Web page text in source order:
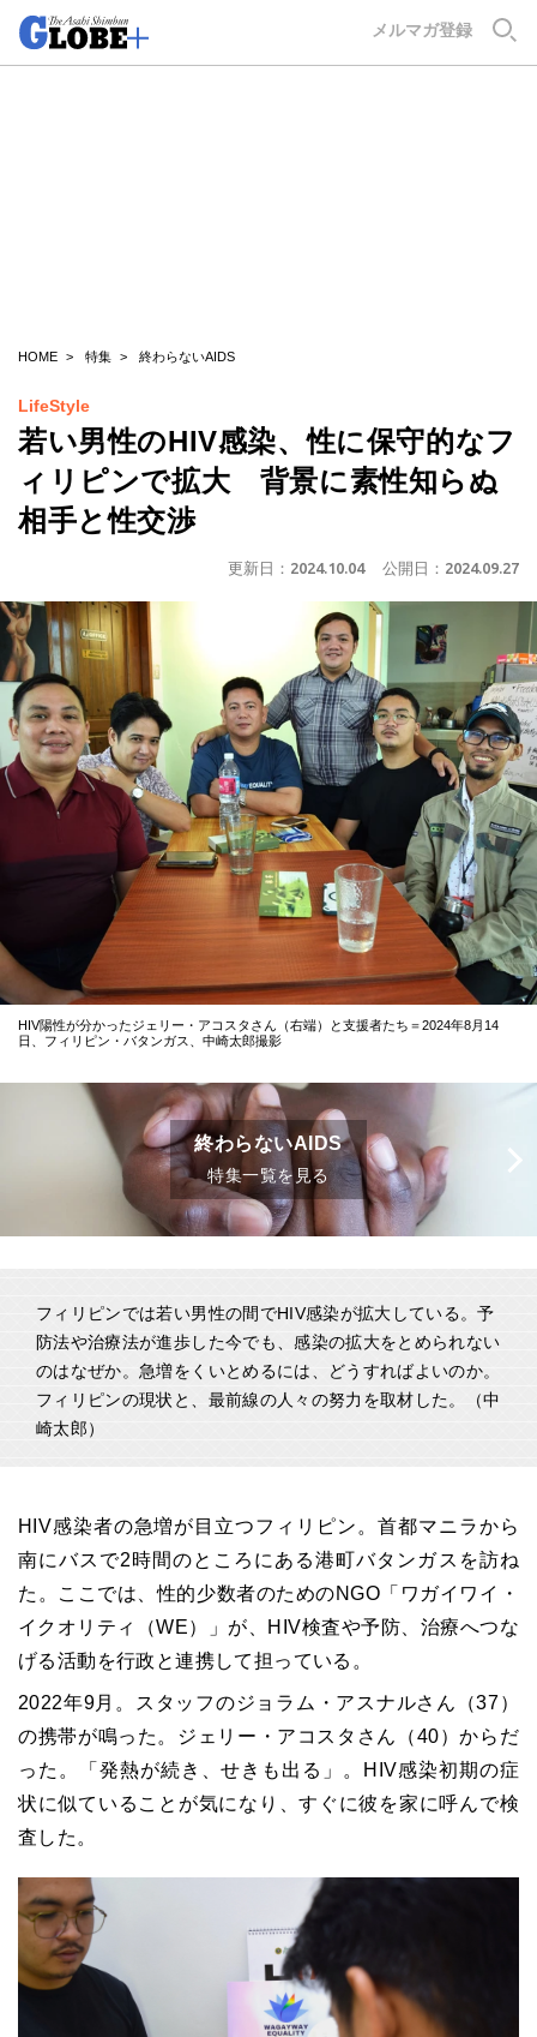
メルマガ登録
HOME 特集 終わらないAIDS
LifeStyle
若い男性のHIV感染、性に保守的なフ
ィリピンで拡大 背景に素性知らぬ
相手と性交渉
更新日： 2024.10.04 公開日： 2024.09.27
HIV陽性が分かったジェリー・アコスタさん（右端）と支援者たち＝2024年8月14
日、フィリピン・バタンガス、中崎太郎撮影
終わらないAIDS
特集一覧を見る
フィリピンでは若い男性の間でHIV感染が拡大している。予
防法や治療法が進歩した今でも、感染の拡大をとめられない
のはなぜか。急増をくいとめるには、どうすればよいのか。
フィリピンの現状と、最前線の人々の努力を取材した。（中
崎太郎）
HIV感染者の急増が目立つフィリピン。首都マニラから
南にバスで2時間のところにある港町バタンガスを訪ね
た。ここでは、性的少数者のためのNGO「ワガイワイ・
イクオリティ（WE）」が、HIV検査や予防、治療へつな
げる活動を行政と連携して担っている。
2022年9月。スタッフのジョラム・アスナルさん（37）
の携帯が鳴った。ジェリー・アコスタさん（40）からだ
った。「発熱が続き、せきも出る」。HIV感染初期の症
状に似ていることが気になり、すぐに彼を家に呼んで検
査した。